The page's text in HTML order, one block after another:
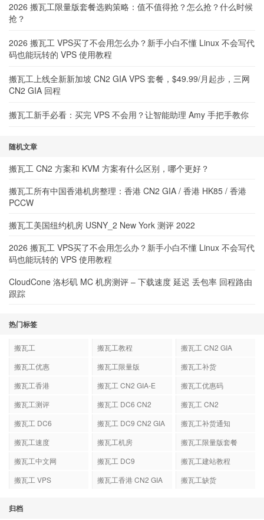
2026 搬瓦工限量版套餐选购策略：值不值得抢？怎么抢？什么时候
抢？
2026 搬瓦工 VPS买了不会用怎么办？新手小白不懂 Linux 不会写代
码也能玩转的 VPS 使用教程
搬瓦工上线全新新加坡 CN2 GIA VPS 套餐，$49.99/月起步，三网
CN2 GIA 回程
搬瓦工新手必看：买完 VPS 不会用？让智能助理 Amy 手把手教你
随机文章
搬瓦工 CN2 方案和 KVM 方案有什么区别，哪个更好？
搬瓦工所有中国香港机房整理：香港 CN2 GIA / 香港 HK85 / 香港
PCCW
搬瓦工美国纽约机房 USNY_2 New York 测评 2022
2026 搬瓦工 VPS买了不会用怎么办？新手小白不懂 Linux 不会写代
码也能玩转的 VPS 使用教程
CloudCone 洛杉矶 MC 机房测评 – 下载速度 延迟 丢包率 回程路由
跟踪
热门标签
搬瓦工 搬瓦工教程
搬瓦工 CN2 GIA
搬瓦工优惠
搬瓦工限量版
搬瓦工补货
搬瓦工香港
搬瓦工 CN2 GIA-E
搬瓦工优惠码
搬瓦工测评
搬瓦工 DC6 CN2
搬瓦工 CN2
搬瓦工 DC6
搬瓦工 DC9 CN2 GIA
搬瓦工补货通知
搬瓦工速度
搬瓦工机房
搬瓦工限量版套餐
搬瓦工中文网
搬瓦工 DC9
搬瓦工建站教程
搬瓦工 VPS
搬瓦工香港 CN2 GIA 搬瓦工缺货
归档